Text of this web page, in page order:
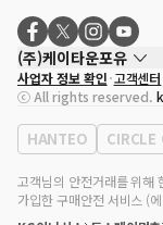
(주)케이타운포유
대표자
송효
사업자등록번호
통신판매업 신고번호 제
대표전화
02-
사업자 정보 확인 고객센터
ⓒ All rights reserved.
HANTEO CIRCLE
고객님의 안전거래를 위해
가입한 구매안전 서비스 (